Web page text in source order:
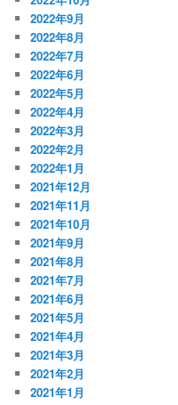
2022年9月
2022年8月
2022年7月
2022年6月
2022年5月
2022年4月
2022年3月
2022年2月
2022年1月
2021年12月
2021年11月
2021年10月
2021年9月
2021年8月
2021年7月
2021年6月
2021年5月
2021年4月
2021年3月
2021年2月
2021年1月